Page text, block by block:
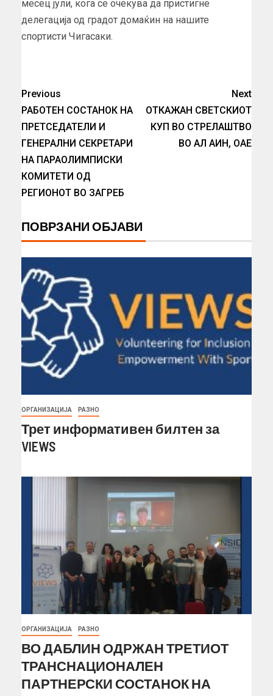
месец јули, кога се очекува да пристигне
делегација од градот домаќин на нашите
спортисти Чигасаки.
Previous
РАБОТЕН СОСТАНОК НА
ПРЕТСЕДАТЕЛИ И
ГЕНЕРАЛНИ СЕКРЕТАРИ
НА ПАРАОЛИМПИСКИ
КОМИТЕТИ ОД
РЕГИОНОТ ВО ЗАГРЕБ
Next
ОТКАЖАН СВЕТСКИОТ
КУП ВО СТРЕЛАШТВО
ВО АЛ АИН, ОАЕ
ПОВРЗАНИ ОБЈАВИ
ОРГАНИЗАЦИЈА РАЗНО
Трет информативен билтен за
VIEWS
ОРГАНИЗАЦИЈА РАЗНО
ВО ДАБЛИН ОДРЖАН ТРЕТИОТ
ТРАНСНАЦИОНАЛЕН
ПАРТНЕРСКИ СОСТАНОК НА